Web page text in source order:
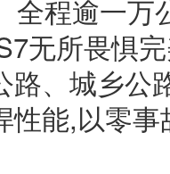
全程逾一万
无所畏惧
路、城乡公
性能,以零